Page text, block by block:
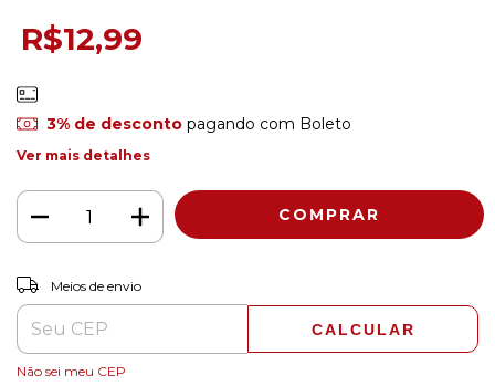
R$12,99
3% de descontopagando com Boleto
Ver mais detalhes
Entregas para o CEP:
Meios de envio
CALCULAR
Não sei meu CEP